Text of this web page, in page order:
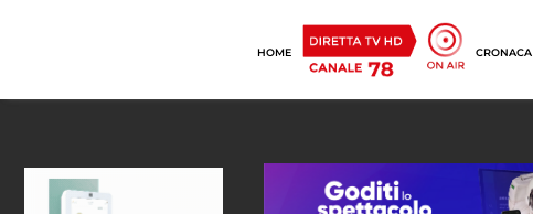
HOME CRONACA